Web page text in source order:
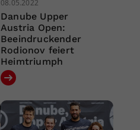
08.05.2022
Danube Upper
Austria Open:
Beeindruckender
Rodionov feiert
Heimtriumph